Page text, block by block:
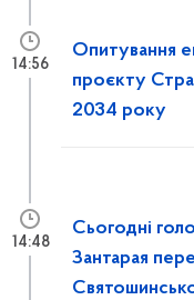
Опитування
проєкту
2034 року
14:56
Сьогодні
Зантарая
14:48